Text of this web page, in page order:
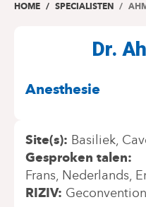
HOME SPECIALISTEN
Dr.
Anesthesie
Site(s) Basiliek
Gesproken talen
Frans Nederlands
RIZIV